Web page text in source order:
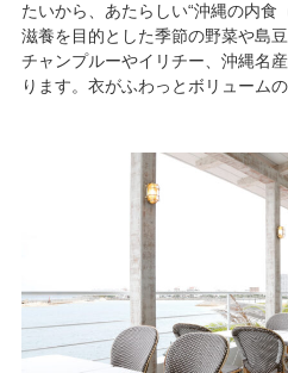
たいから、あたらしい“沖縄の内食
滋養を目的とした季節の野菜や島
チャンプルーやイリチー、沖縄名
ります。衣がふわっとボリューム